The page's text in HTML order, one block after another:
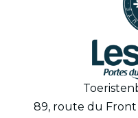
89, route du Front